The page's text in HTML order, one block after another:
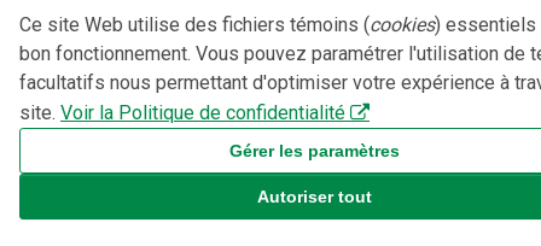
Ce site Web utilise des fichiers témoins (cookies) essentiels
bon fonctionnement. Vous pouvez paramétrer l'utilisation de
facultatifs nous permettant d'optimiser votre expérience à
site. Voir la Politique de confidentialité
Gérer les paramètres
Autoriser tout